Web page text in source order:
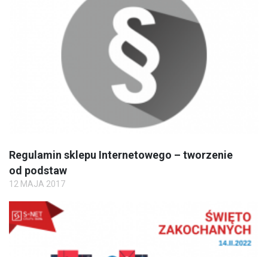
Regulamin sklepu Internetowego – tworzenie
od podstaw
12 MAJA 2017